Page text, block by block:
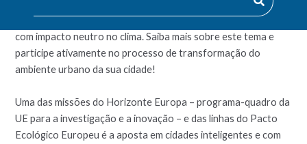
com impacto neutro no clima. Saiba mais sobre este tema e
participe ativamente no processo de transformação do
ambiente urbano da sua cidade!
Uma das missões do Horizonte Europa – programa-quadro da
UE para a investigação e a inovação – e das linhas do Pacto
Ecológico Europeu é a aposta em cidades inteligentes e com